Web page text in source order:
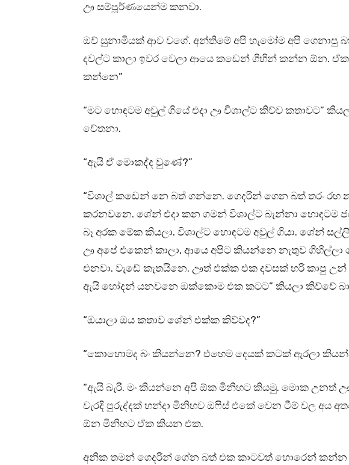
ඌ සම්පූර්ණයෙන්ම කනවා.
ඔව් සුනාමියක් ආව වගේ. අන්තිමේ අපි හැමෝම අපි ගෙනාපු
දවල්ට කාලා ඉවර වෙලා ආයෙ කඩෙන් ගිහින් කන්න ඕන.
කන්නෙ”
“මට හොඳටම අවුල් ගියේ එදා ඌ විශාල්ට කිව්ව කතාවට”
චේතනා.
“ඇයි ඒ මොකද්ද වුණේ?”
“විශාල් කඩෙන් නෙ බත් ගන්නෙ. ගෙදරින් ගෙන බත් තරං රහ
කරනවනෙ. ශේන් එදා කන ගමන් විශාල්ට බැන්නා හොඳටම
බෑ අරක මේක කියලා. විශාල්ට හොඳටම අවුල් ගියා. ශේන්
ඌ අපේ එකෙන් කාලා, ආයෙ අපිට කියන්නෙ නැතුව ගිහිල්ලා
එනවා. වැඩේ කැතයිනෙ. ඌත් එක්ක එක දවසක් හරි කාපු
ඇයි හෝදන් යනවනෙ ඔක්කොම එක කටට” කියලා කිව්වේ
“ඔයාලා ඔය කතාව ශේන් එක්ක කිව්වද?”
“කොහොමද බං කියන්නෙ? එහෙම දෙයක් කටක් ඇරලා
“ඇයි බැරි. මං කියන්නෙ අපි ඕක මිනිහට කියමු. මොක උනත්
වැරදි පුරුද්දක් හන්දා මිනිහව ඔෆිස් එකේ වෙන ටීම් වල අය
ඕන මිනිහට ඒක කියන එක.
අනික තමන් ගෙදරින් ගේන බත් එක කාටවත් හොරෙන් කන්න